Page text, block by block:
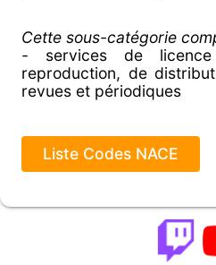
Cette sous-catégorie
- services de
reproduction, de
revues et périodiques
Liste Codes NACE